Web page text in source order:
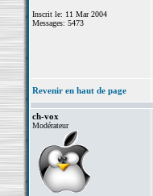
Inscrit le: 11 Mar 2004
Messages: 5473
Revenir en haut de page
ch-vox
Modérateur